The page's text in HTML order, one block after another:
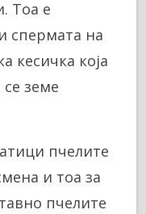
Тоа е
спермата на
кесичка која
земе
пчелите
и тоа за
пчелите